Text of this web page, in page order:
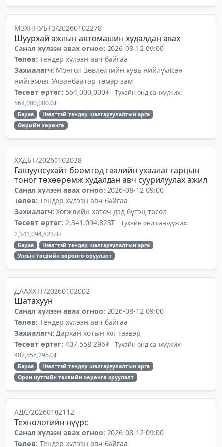
МЗХННУБТЗ/20260102278
Шуурхай ажлын автомашин худалдан авах
Санал хүлээн авах огноо: 2026-08-12 09:00
Төлөв: Тендер хүлээн авч байгаа
Захиалагч: Монгол Зөвлөлтийн хувь нийлүүлсэн
нийгэмлэг Улаанбаатар төмөр зам
Төсөвт өртөг: 564,000,000₮ Тухайн онд санхүүжих:
564,000,000.0₮
Бараа
Нээлттэй тендер шалгаруулалтын арга
Өөрийн хөрөнгө
ХХДБТ/20260102038
Гашуунсухайт боомтод гаалийн ухаалаг гарцын
тоног төхөөрөмж худалдан авч суурилуулах ажил
Санал хүлээн авах огноо: 2026-08-12 09:00
Төлөв: Тендер хүлээн авч байгаа
Захиалагч: Хөгжлийн хөтөч-дэд бүтэц төсөл
Төсөвт өртөг: 2,341,094,823₮ Тухайн онд санхүүжих:
2,341,094,823.0₮
Бараа
Нээлттэй тендер шалгаруулалтын арга
Улсын төсвийн хөрөнгө оруулалт
ДААХХТГ/20260102002
Шатахуун
Санал хүлээн авах огноо: 2026-08-12 09:00
Төлөв: Тендер хүлээн авч байгаа
Захиалагч: Дархан хотын хог тээвэр
Төсөвт өртөг: 407,558,296₮ Тухайн онд санхүүжих:
407,558,296.0₮
Бараа
Нээлттэй тендер шалгаруулалтын арга
Орон нутгийн төсвийн хөрөнгө оруулалт
АДС/20260102112
Технологийн нүүрс
Санал хүлээн авах огноо: 2026-08-12 09:00
Төлөв: Тендер хүлээн авч байгаа